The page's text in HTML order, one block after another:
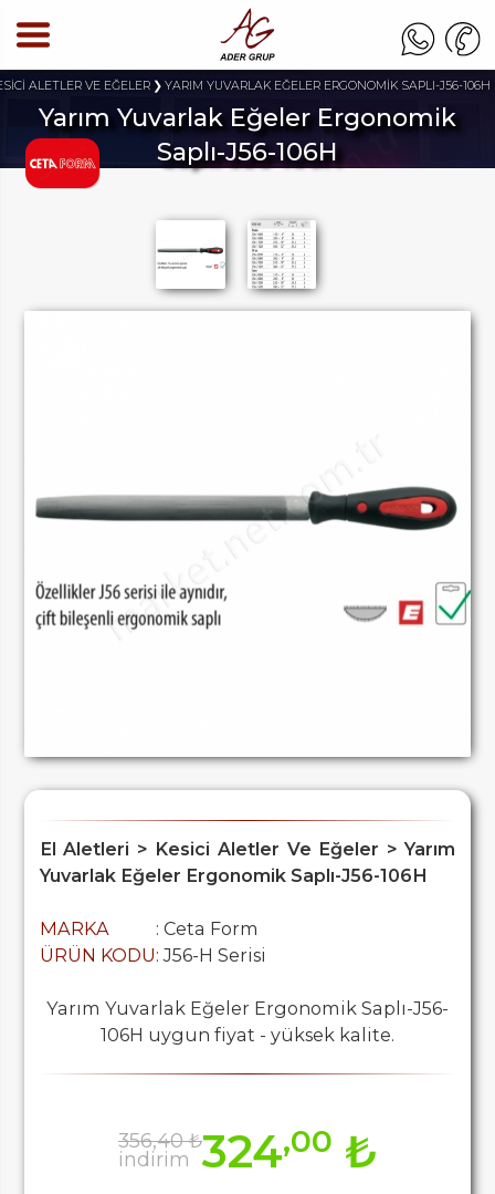
ALETLER VE EĞELER YARIM YUVARLAK EĞELER ERGONOMİK SAPLI-J56-106H
Yarım Yuvarlak Eğeler Ergonomik
Saplı-J56-106H
El Aletleri > Kesici Aletler Ve Eğeler > Yarım
Yuvarlak Eğeler Ergonomik Saplı-J56-106H
MARKA
: Ceta Form
ÜRÜN KODU: J56-H Serisi
Yarım Yuvarlak Eğeler Ergonomik Saplı-J56-
106H uygun fiyat - yüksek kalite.
356,40 ₺
indirim
324,00 ₺